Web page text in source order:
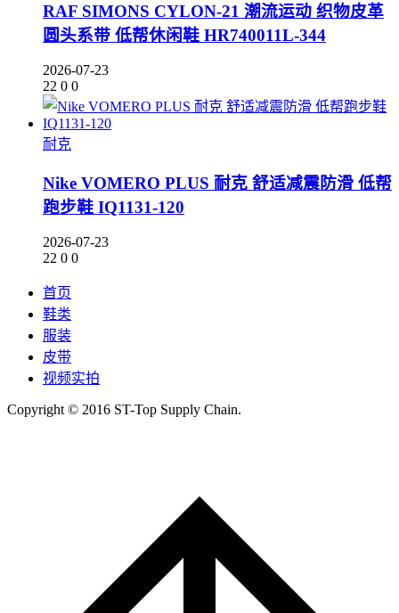
RAF SIMONS CYLON-21 潮流运动 织物皮革
圆头系带 低帮休闲鞋 HR740011L-344
2026-07-23
22 0 0
耐克
Nike VOMERO PLUS 耐克 舒适减震防滑 低帮
跑步鞋 IQ1131-120
2026-07-23
22 0 0
首页
鞋类
服装
皮带
视频实拍
Copyright © 2016 ST-Top Supply Chain.